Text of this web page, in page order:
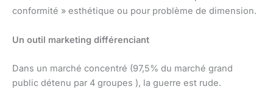
conformité » esthétique ou pour problème de dimension.
Un outil marketing différenciant
Dans un marché concentré (97,5% du marché grand
public détenu par 4 groupes ), la guerre est rude.